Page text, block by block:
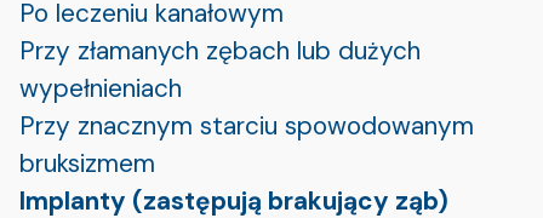
Po leczeniu kanałowym
Przy złamanych zębach lub dużych
wypełnieniach
Przy znacznym starciu spowodowanym
bruksizmem
Implanty (zastępują brakujący ząb)